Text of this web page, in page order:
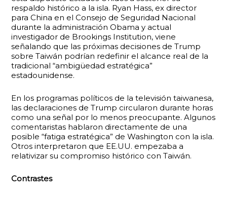
respaldo histórico a la isla. Ryan Hass, ex director
para China en el Consejo de Seguridad Nacional
durante la administración Obama y actual
investigador de Brookings Institution, viene
señalando que las próximas decisiones de Trump
sobre Taiwán podrían redefinir el alcance real de la
tradicional “ambigüedad estratégica”
estadounidense.
En los programas políticos de la televisión taiwanesa,
las declaraciones de Trump circularon durante horas
como una señal por lo menos preocupante. Algunos
comentaristas hablaron directamente de una
posible “fatiga estratégica” de Washington con la isla.
Otros interpretaron que EE.UU. empezaba a
relativizar su compromiso histórico con Taiwán.
Contrastes